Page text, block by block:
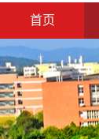
首页